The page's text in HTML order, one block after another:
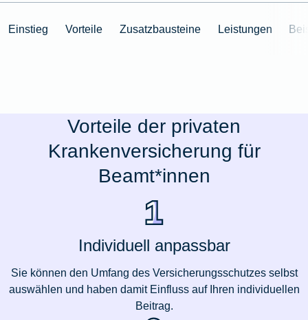
Einstieg Vorteile Zusatzbausteine Leistungen
Vorteile der privaten
Krankenversicherung für
Beamt*innen
Individuell anpassbar
Sie können den Umfang des Versicherungsschutzes selbst
auswählen und haben damit Einfluss auf Ihren individuellen
Beitrag.